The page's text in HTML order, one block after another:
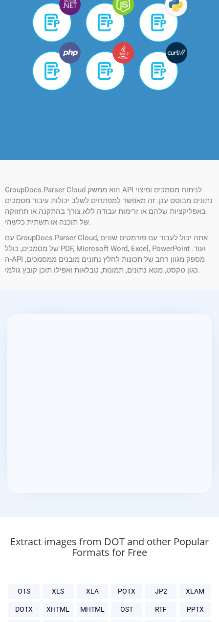
GroupDocs.Parser Cloud הוא ממשק API לניתוח מסמכים ומיצוי
נתונים מבוסס ענן. זה מאפשר למפתחים לשלב יכולות עיבוד מסמכים
באפליקציות שלהם או זרימות עבודה ללא צורך בהתקנה או תחזוקה
של תוכנה או תשתית כלשהי.
עם GroupDocs.Parser Cloud, אתה יכול לעבוד עם פורמטים שונים
של מסמכים, כולל PDF, Microsoft Word, Excel, PowerPoint ועוד.
ה-API מספק מגוון רחב של תכונות לחלץ נתונים מובנים ממסמכים,
כגון טקסט, מטא נתונים, תמונות, טבלאות ואפילו תוכן קובץ גולמי.
Extract images from DOT and other Popular
Formats for Free
OTS XLS XLA POTX JP2 XLAM
DOTX XHTML MHTML OST RTF PPTX